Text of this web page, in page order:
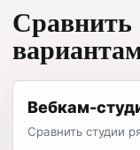
Сравнить
Вебкам-
Сравнить студии